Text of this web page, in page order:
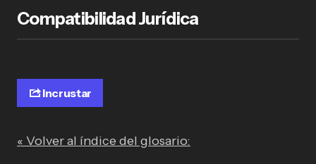
Compatibilidad Jurídica
Incrustar
« Volver al índice del glosario: